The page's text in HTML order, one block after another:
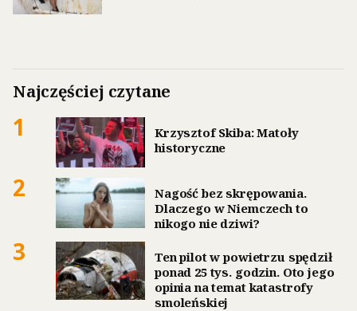
Najczęściej czytane
1
Krzysztof Skiba: Matoły
historyczne
2
Nagość bez skrępowania.
Dlaczego w Niemczech to
nikogo nie dziwi?
3
Ten pilot w powietrzu spędził
ponad 25 tys. godzin. Oto jego
opinia na temat katastrofy
smoleńskiej